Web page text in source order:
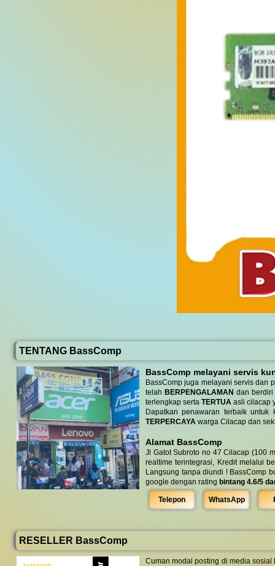
TENTANG BassComp
BassComp melayani servis
BassComp juga melayani servis dan
telah BERPENGALAMAN dan berdiri
terlengkap serta TERTUA asli cilacap
Dapatkan penawaran terbaik
TERPERCAYA warga Cilacap dan
Alamat BassComp
Jl Gatot Subroto no 47 Cilacap (100
realtime terintegrasi, Kredit melalui
Langsung tanpa diundi ! BassComp
google dengan rating bintang 4.6/5
Telepon WhatsApp
RESELLER BassComp
Cuman modal posting di media